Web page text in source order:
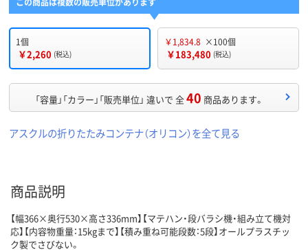
1個
￥2,260 (税込)
￥1,834.8 ×100個
￥183,480 (税込)
「容量」「カラー」「販売単位」 違いで 全40 商品あります。
アスクルの折りたたみコンテナ（オリコン）を全て見る
商品説明
【幅366×奥行530×高さ336mm】【マテハン・段バラシ機・組み立て機対
応】【内容物重量：15kgまで】【積み重ね可能段数：5段】オールプラスチッ
ク製でさびない。